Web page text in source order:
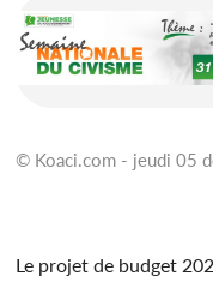
© Koaci.com - jeudi 05
Le projet de budget